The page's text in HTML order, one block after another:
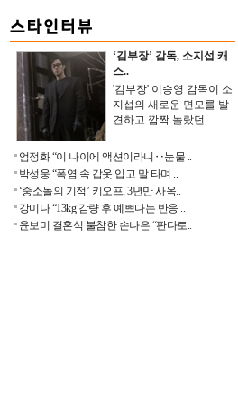
‘김부장’ 감독, 소지섭 캐
스..
'김부장' 이승영 감독이 소
지섭의 새로운 면모를 발
견하고 깜짝 놀랐던 ..
엄정화 “이 나이에 액션이라니‥눈물 ..
박성웅 “폭염 속 갑옷 입고 말 타며 ..
‘중소돌의 기적’ 키오프, 3년만 사옥..
강미나 “13kg 감량 후 예쁘다는 반응 ..
윤보미 결혼식 불참한 손나은 “판다로..